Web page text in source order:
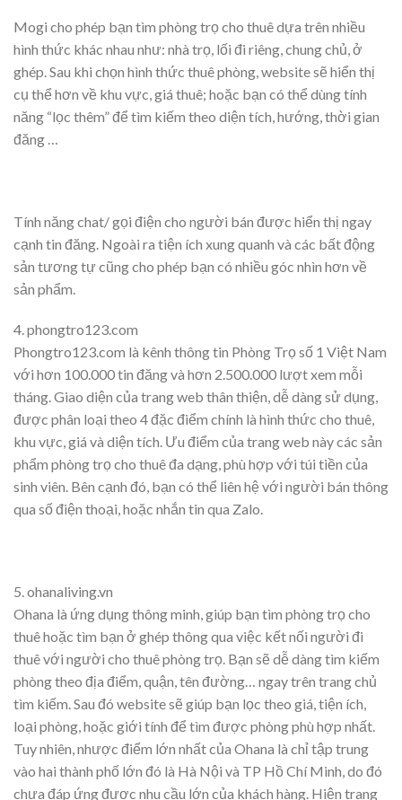
Mogi cho phép bạn tìm phòng trọ cho thuê dựa trên nhiều
hình thức khác nhau như: nhà trọ, lối đi riêng, chung chủ, ở
ghép. Sau khi chọn hình thức thuê phòng, website sẽ hiển thị
cụ thể hơn về khu vực, giá thuê; hoặc bạn có thể dùng tính
năng “lọc thêm” để tìm kiếm theo diện tích, hướng, thời gian
đăng …
Tính năng chat/ gọi điện cho người bán được hiển thị ngay
cạnh tin đăng. Ngoài ra tiện ích xung quanh và các bất động
sản tương tự cũng cho phép bạn có nhiều góc nhìn hơn về
sản phẩm.
4. phongtro123.com
Phongtro123.com là kênh thông tin Phòng Trọ số 1 Việt Nam
với hơn 100.000 tin đăng và hơn 2.500.000 lượt xem mỗi
tháng. Giao diện của trang web thân thiện, dễ dàng sử dụng,
được phân loại theo 4 đặc điểm chính là hình thức cho thuê,
khu vực, giá và diện tích. Ưu điểm của trang web này các sản
phẩm phòng trọ cho thuê đa dạng, phù hợp với túi tiền của
sinh viên. Bên cạnh đó, bạn có thể liên hệ với người bán thông
qua số điện thoại, hoặc nhắn tin qua Zalo.
5. ohanaliving.vn
Ohana là ứng dụng thông minh, giúp bạn tìm phòng trọ cho
thuê hoặc tìm bạn ở ghép thông qua việc kết nối người đi
thuê với người cho thuê phòng trọ. Bạn sẽ dễ dàng tìm kiếm
phòng theo địa điểm, quận, tên đường… ngay trên trang chủ
tìm kiếm. Sau đó website sẽ giúp bạn lọc theo giá, tiện ích,
loại phòng, hoặc giới tính để tìm được phòng phù hợp nhất.
Tuy nhiên, nhược điểm lớn nhất của Ohana là chỉ tập trung
vào hai thành phố lớn đó là Hà Nội và TP Hồ Chí Minh, do đó
chưa đáp ứng được nhu cầu lớn của khách hàng. Hiện trang